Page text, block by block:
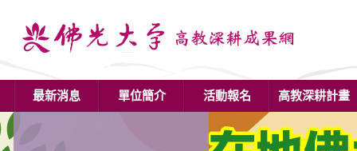
最新消息 單位簡介 活動報名 高教深耕計畫